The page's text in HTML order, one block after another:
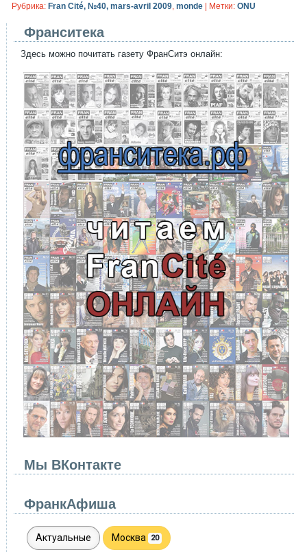
Рубрика: Fran Cité, №40, mars-avril 2009,monde Метки: ONU
Франситека
Здесь можно почитать газету ФранСитэ онлайн:
Мы ВКонтакте
ФранкАфиша